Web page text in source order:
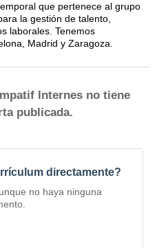
que pertenece al grupo
la gestión de talento,
laborales. Tenemos
Madrid y Zaragoza.
Internes no tiene
publicada.
directamente?
no haya ninguna